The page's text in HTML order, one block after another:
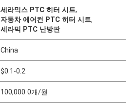
세라믹스 PTC 히터 시트,
자동차 에어컨 PTC 히터 시트,
세라믹 PTC 난방판
China
$0.1-0.2
100,000 0개/월